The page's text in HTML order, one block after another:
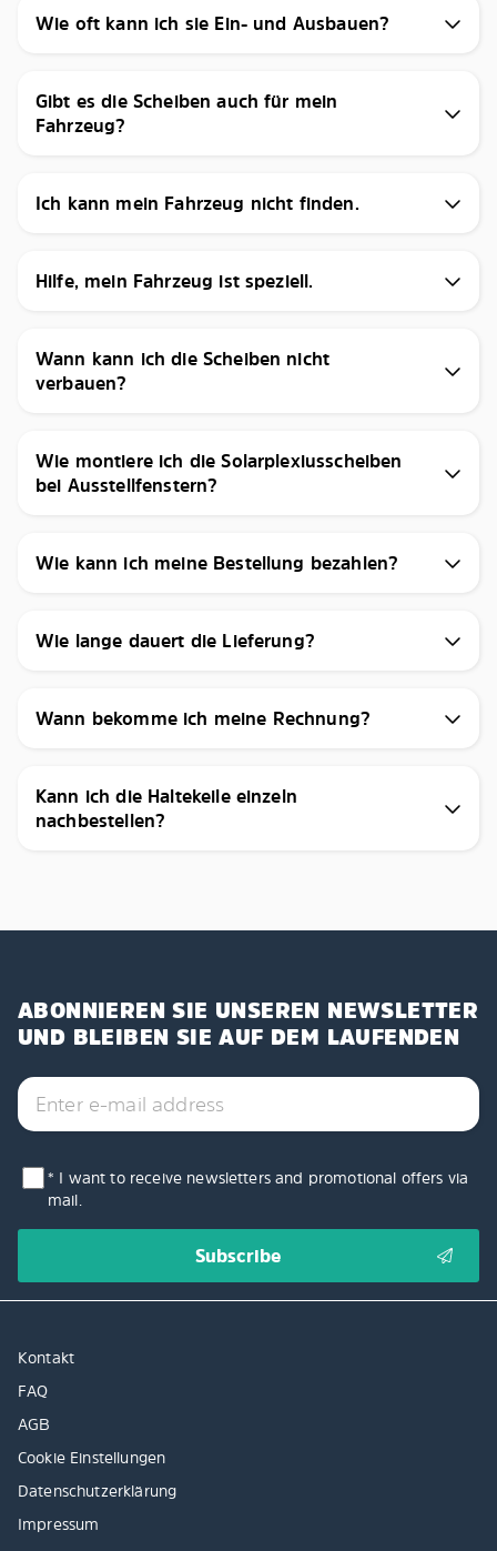
Wie oft kann ich sie Ein- und Ausbauen?
Gibt es die Scheiben auch für mein
Fahrzeug?
Ich kann mein Fahrzeug nicht finden.
Hilfe, mein Fahrzeug ist speziell.
Wann kann ich die Scheiben nicht
verbauen?
Wie montiere ich die Solarplexiusscheiben
bei Ausstellfenstern?
Wie kann ich meine Bestellung bezahlen?
Wie lange dauert die Lieferung?
Wann bekomme ich meine Rechnung?
Kann ich die Haltekeile einzeln
nachbestellen?
ABONNIEREN SIE UNSEREN NEWSLETTER
UND BLEIBEN SIE AUF DEM LAUFENDEN
* I want to receive newsletters and promotional offers via
mail.
Kontakt
FAQ
AGB
Cookie Einstellungen
Datenschutzerklärung
Impressum